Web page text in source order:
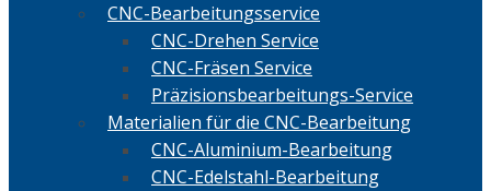
CNC-Bearbeitungsservice
CNC-Drehen Service
CNC-Fräsen Service
Präzisionsbearbeitungs-Service
Materialien für die CNC-Bearbeitung
CNC-Aluminium-Bearbeitung
CNC-Edelstahl-Bearbeitung